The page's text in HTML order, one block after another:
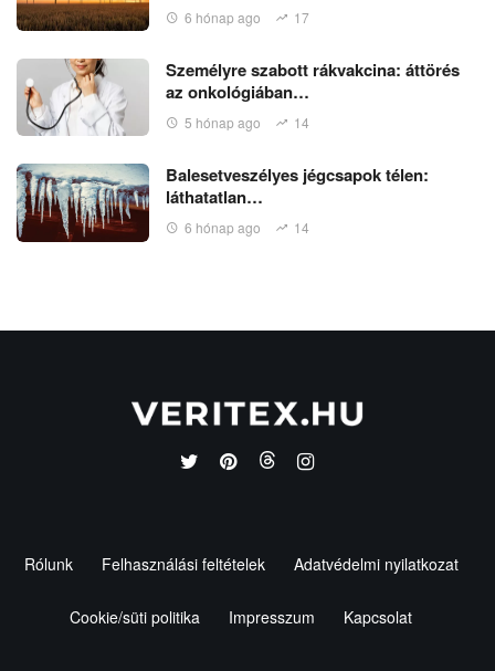
6 hónap ago 17
Személyre szabott rákvakcina: áttörés
az onkológiában…
5 hónap ago 14
Balesetveszélyes jégcsapok télen:
láthatatlan…
6 hónap ago 14
Rólunk Felhasználási feltételek Adatvédelmi nyilatkozat
Cookie/süti politika Impresszum Kapcsolat